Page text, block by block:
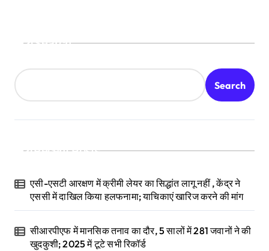
Search
Search
Recent Posts
एसी-एसटी आरक्षण में क्रीमी लेयर का सिद्धांत लागू नहीं , केंद्र ने
एससी में दाखिल किया हलफनामा; याचिकाएं खारिज करने की मांग
सीआरपीएफ में मानसिक तनाव का दौर, 5 सालों में 281 जवानों ने की
खुदकुशी; 2025 में टूटे सभी रिकॉर्ड